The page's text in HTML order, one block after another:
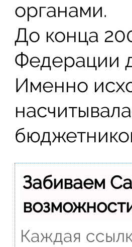
органами.
До конца
Федерации
Именно
Забиваем
Каждая